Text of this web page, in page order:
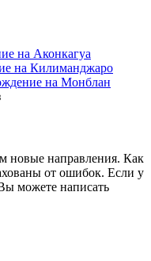
на Аконкагуа
на Килиманджаро
на Монблан
новые направления. Как
от ошибок. Если у
можете написать